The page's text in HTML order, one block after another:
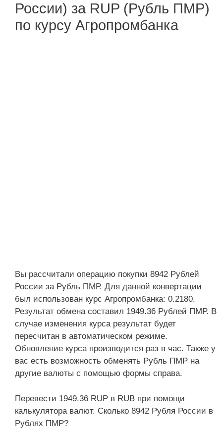
России) за RUP (Рубль ПМР)
по курсу Агропромбанка
Вы рассчитали операцию покупки 8942 Рублей
России за Рубль ПМР. Для данной конвертации
был использован курс Агропромбанка: 0.2180.
Результат обмена составил 1949.36 Рублей ПМР. В
случае изменения курса результат будет
пересчитан в автоматическом режиме.
Обновление курса производится раз в час. Также у
вас есть возможность обменять Рубль ПМР на
другие валюты с помощью формы справа.
Перевести 1949.36 RUP в RUB при помощи
калькулятора валют. Сколько 8942 Рубля России в
Рублях ПМР?